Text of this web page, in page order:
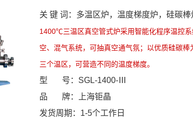
关 键 词：多温区炉，温度梯度炉，硅碳
1400℃三温区真空管式炉采用智能化程序温控
空、混气系统，可抽真空通气氛；以优质硅碳
三个温区，可营造不同的温度梯度。
型 号：SGL-1400-Ⅲ
品 牌：上海钜晶
发货周期：1-5个工作日